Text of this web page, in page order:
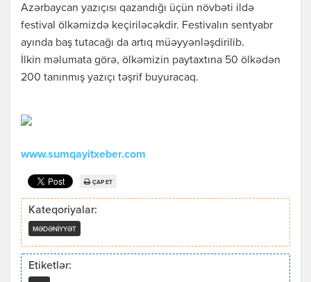
Azərbaycan yazıçısı qazandığı üçün növbəti ildə
festival ölkəmizdə keçiriləcəkdir. Festivalın sentyabr
ayında baş tutacağı da artıq müəyyənləşdirilib.
İlkin məlumata görə, ölkəmizin paytaxtına 50 ölkədən
200 tanınmış yazıçı təşrif buyuracaq.
www.sumqayitxeber.com
ÇAP ET
Kateqoriyalar:
MƏDƏNIYYƏT
Etiketlər: